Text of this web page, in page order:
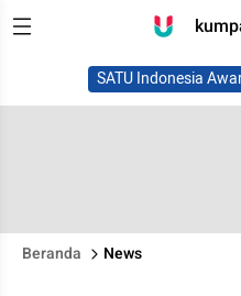
SATU Indonesia
Beranda News